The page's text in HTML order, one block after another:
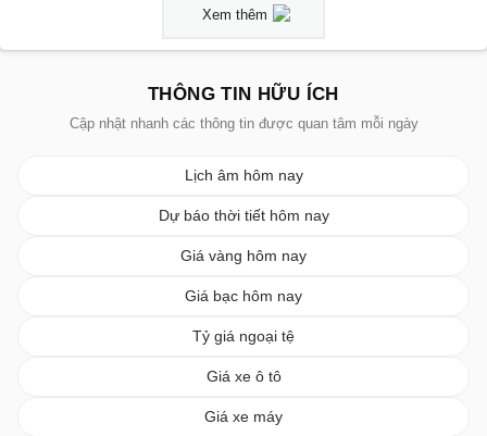
Xem thêm
THÔNG TIN HỮU ÍCH
Cập nhật nhanh các thông tin được quan tâm mỗi ngày
Lịch âm hôm nay
Dự báo thời tiết hôm nay
Giá vàng hôm nay
Giá bạc hôm nay
Tỷ giá ngoại tệ
Giá xe ô tô
Giá xe máy